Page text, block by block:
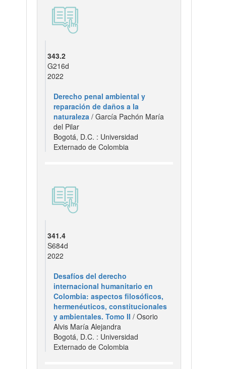
343.2
G216d
2022
Derecho penal ambiental y
reparación de daños a la
naturaleza / García Pachón María
del Pilar
Bogotá, D.C. : Universidad
Externado de Colombia
341.4
S684d
2022
Desafíos del derecho
internacional humanitario en
Colombia: aspectos filosóficos,
hermenéuticos, constitucionales
y ambientales. Tomo II / Osorio
Alvis María Alejandra
Bogotá, D.C. : Universidad
Externado de Colombia